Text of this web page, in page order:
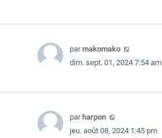
parmakomako
dim. sept. 01, 2024 7:54 am
par harpon
jeu. août 08, 2024 1:45 pm